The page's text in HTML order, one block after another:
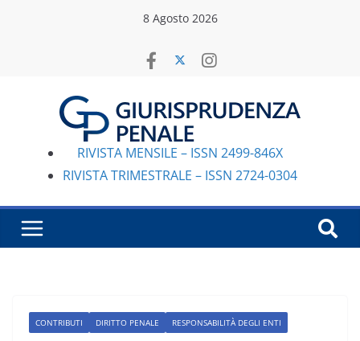
8 Agosto 2026
RIVISTA MENSILE – ISSN 2499-846X
RIVISTA TRIMESTRALE – ISSN 2724-0304
CONTRIBUTI DIRITTO PENALE RESPONSABILITÀ DEGLI ENTI